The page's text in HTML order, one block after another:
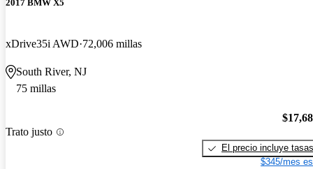
2017 BMW X5
xDrive35i AWD 72,006 millas
South River, NJ
75 millas
Trato justo
El precio incluye tasas
$345/mes